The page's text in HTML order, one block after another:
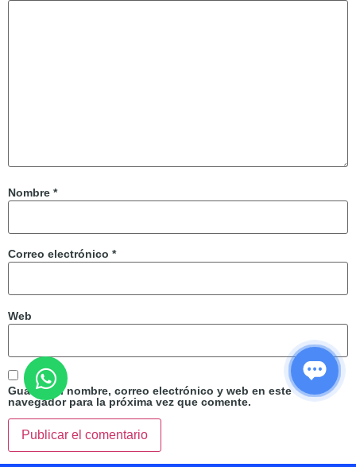
Nombre *
Correo electrónico *
Web
Guarda mi nombre, correo electrónico y web en este
navegador para la próxima vez que comente.